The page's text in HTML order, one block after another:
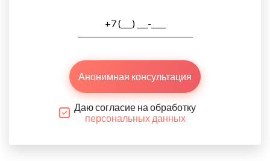
Анонимная консультация
Даю согласие на обработку
персональных данных